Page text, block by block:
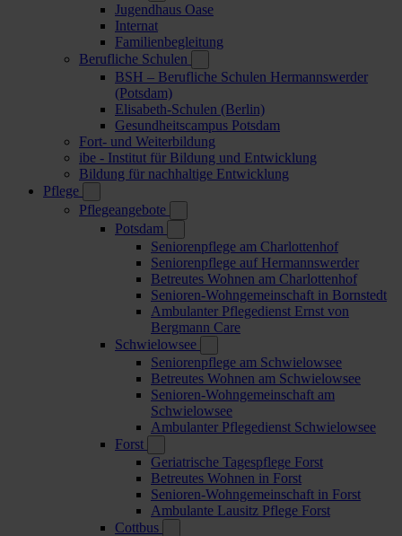
Jugendhaus Oase
Internat
Familienbegleitung
Berufliche Schulen
BSH – Berufliche Schulen Hermannswerder
(Potsdam)
Elisabeth-Schulen (Berlin)
Gesundheitscampus Potsdam
Fort- und Weiterbildung
ibe - Institut für Bildung und Entwicklung
Bildung für nachhaltige Entwicklung
Pflege
Pflegeangebote
Potsdam
Seniorenpflege am Charlottenhof
Seniorenpflege auf Hermannswerder
Betreutes Wohnen am Charlottenhof
Senioren-Wohngemeinschaft in Bornstedt
Ambulanter Pflegedienst Ernst von
Bergmann Care
Schwielowsee
Seniorenpflege am Schwielowsee
Betreutes Wohnen am Schwielowsee
Senioren-Wohngemeinschaft am
Schwielowsee
Ambulanter Pflegedienst Schwielowsee
Forst
Geriatrische Tagespflege Forst
Betreutes Wohnen in Forst
Senioren-Wohngemeinschaft in Forst
Ambulante Lausitz Pflege Forst
Cottbus